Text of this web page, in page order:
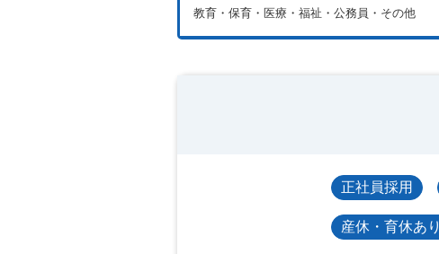
教育・保育・医療・福祉・公務員・その他
正社員採用
産休・育休あり